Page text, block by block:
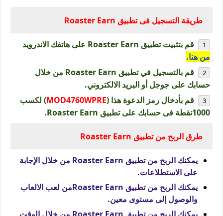
طريقة التسجيل فى تطبيق Roaster Earn
قم بتثبيت تطبيق Roaster Earn على هاتفك الاندرويد
من هنا.
قم بالتسجيل في تطبيق Roaster Earn من خلال
حسابك على جوجل أو البريد الالكتروني.
قم بأدخال رمز الدعوة هذا (MOD4760WPRE) لكسب
1000نقطة فى حسابك على تطبيق Roaster Earn.
طرق الربح من تطبيق Roaster Earn
يمكنك الربح من تطبيق Roaster Earn من خلال الإجابة
على الاستطلاعات.
يمكنك الربح من تطبيق Roaster Earnمن لعب الالعاب
والوصول إلى مستوى معين.